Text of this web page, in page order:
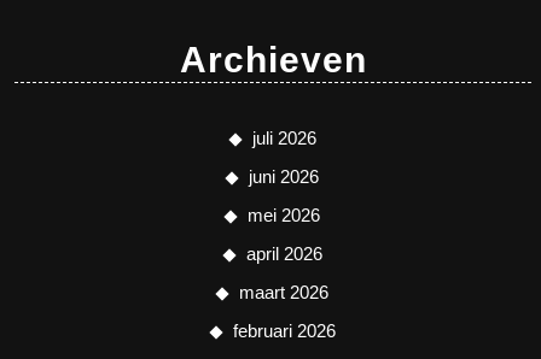
Archieven
juli 2026
juni 2026
mei 2026
april 2026
maart 2026
februari 2026